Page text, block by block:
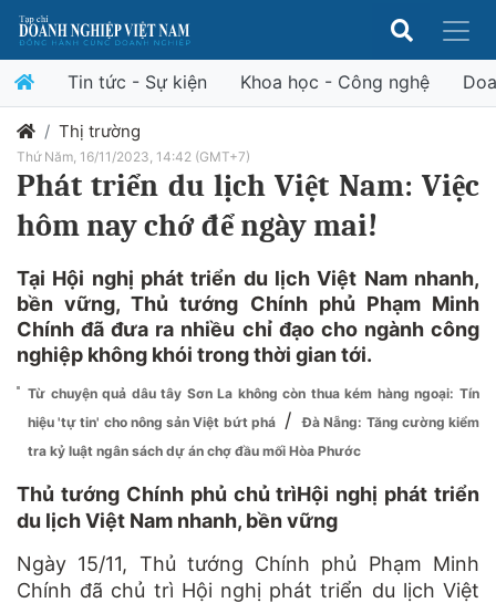
Tin tức - Sự kiện Khoa học - Công nghệ
Thị trường
Thứ Năm, 16/11/2023, 14:42 (GMT+7)
Phát triển du lịch Việt Nam: Việc
hôm nay chớ để ngày mai!
Tại Hội nghị phát triển du lịch Việt Nam nhanh,
bền vững, Thủ tướng Chính phủ Phạm Minh
Chính đã đưa ra nhiều chỉ đạo cho ngành công
nghiệp không khói trong thời gian tới.
Từ chuyện quả dâu tây Sơn La không còn thua kém hàng ngoại: Tín
hiệu 'tự tin' cho nông sản Việt bứt phá /
Đà Nẵng: Tăng cường kiểm
tra kỷ luật ngân sách dự án chợ đầu mối Hòa Phước
Thủ tướng Chính phủ chủ trìHội nghị phát triển
du lịch Việt Nam nhanh, bền vững
Ngày 15/11, Thủ tướng Chính phủ Phạm Minh
Chính đã chủ trì Hội nghị phát triển du lịch Việt